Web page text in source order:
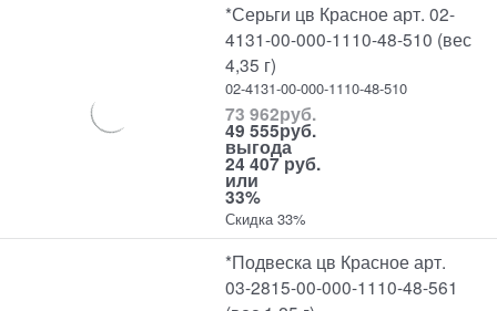
*Серьги цв Красное арт. 02-
4131-00-000-1110-48-510 (вес
4,35 г)
02-4131-00-000-1110-48-510
73 962руб.
49 555руб.
выгода
24 407 руб.
или
33%
Скидка 33%
*Подвеска цв Красное арт.
03-2815-00-000-1110-48-561